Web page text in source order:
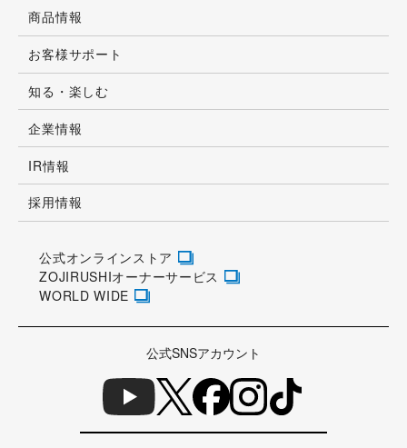
商品情報
お客様サポート
知る・楽しむ
企業情報
IR情報
採用情報
公式オンラインストア
ZOJIRUSHIオーナーサービス
WORLD WIDE
公式SNSアカウント